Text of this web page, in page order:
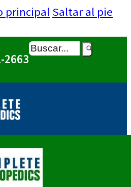
principal Saltar al pie
2663
Buscar